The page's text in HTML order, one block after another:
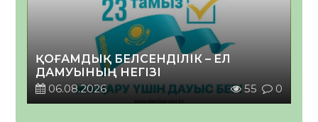
ҚОҒАМДЫҚ БЕЛСЕНДІЛІК – ЕЛ
ДАМУЫНЫҢ НЕГІЗІ
06.08.2026
55 0